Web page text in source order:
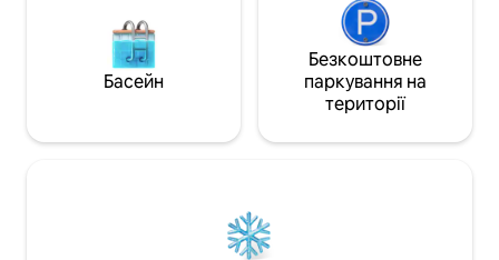
Басейн
Безкоштовне
паркування на
території